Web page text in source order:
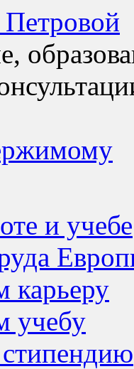
и учебе
карьеру
учебу